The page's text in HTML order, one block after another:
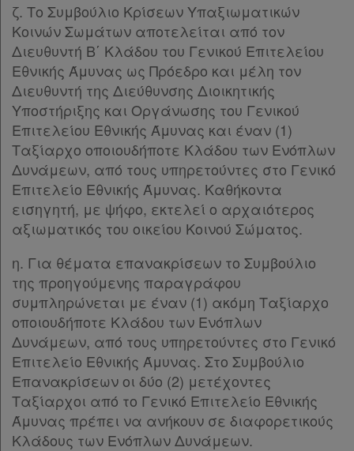
ζ. Το Συμβούλιο Κρίσεων Υπαξιωματικών
Κοινών Σωμάτων αποτελείται από τον
Διευθυντή Β΄ Κλάδου του Γενικού Επιτελείου
Εθνικής Άμυνας ως Πρόεδρο και μέλη τον
Διευθυντή της Διεύθυνσης Διοικητικής
Υποστήριξης και Οργάνωσης του Γενικού
Επιτελείου Εθνικής Άμυνας και έναν (1)
Ταξίαρχο οποιουδήποτε Κλάδου των Ενόπλων
Δυνάμεων, από τους υπηρετούντες στο Γενικό
Επιτελείο Εθνικής Άμυνας. Καθήκοντα
εισηγητή, με ψήφο, εκτελεί ο αρχαιότερος
αξιωματικός του οικείου Κοινού Σώματος.
η. Για θέματα επανακρίσεων το Συμβούλιο
της προηγούμενης παραγράφου
συμπληρώνεται με έναν (1) ακόμη Ταξίαρχο
οποιουδήποτε Κλάδου των Ενόπλων
Δυνάμεων, από τους υπηρετούντες στο Γενικό
Επιτελείο Εθνικής Άμυνας. Στο Συμβούλιο
Επανακρίσεων οι δύο (2) μετέχοντες
Ταξίαρχοι από το Γενικό Επιτελείο Εθνικής
Άμυνας πρέπει να ανήκουν σε διαφορετικούς
Κλάδους των Ενόπλων Δυνάμεων.